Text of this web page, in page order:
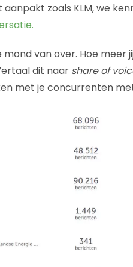
zoals KLM, we
van over. Hoe meer
dit naar share of
met je concurrenten